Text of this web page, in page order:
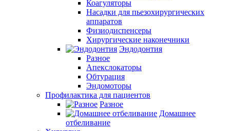
Коагуляторы
Насадки для пьезохирургических
аппаратов
Физиодиспенсеры
Хирургические наконечники
Эндодонтия
Разное
Апекслокаторы
Обтурация
Эндомоторы
Профилактика для пациентов
Разное
Домашнее
отбеливание